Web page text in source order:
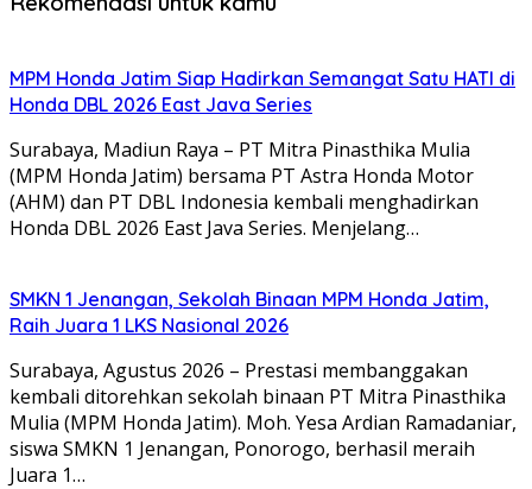
MPM Honda Jatim Siap Hadirkan Semangat Satu HATI di
Honda DBL 2026 East Java Series
Surabaya, Madiun Raya – PT Mitra Pinasthika Mulia
(MPM Honda Jatim) bersama PT Astra Honda Motor
(AHM) dan PT DBL Indonesia kembali menghadirkan
Honda DBL 2026 East Java Series. Menjelang…
SMKN 1 Jenangan, Sekolah Binaan MPM Honda Jatim,
Raih Juara 1 LKS Nasional 2026
Surabaya, Agustus 2026 – Prestasi membanggakan
kembali ditorehkan sekolah binaan PT Mitra Pinasthika
Mulia (MPM Honda Jatim). Moh. Yesa Ardian Ramadaniar,
siswa SMKN 1 Jenangan, Ponorogo, berhasil meraih
Juara 1…